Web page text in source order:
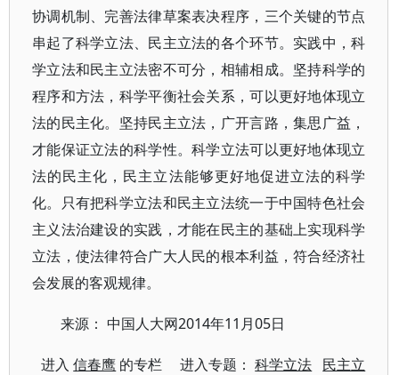
协调机制、完善法律草案表决程序，三个关键的节点
串起了科学立法、民主立法的各个环节。实践中，科
学立法和民主立法密不可分，相辅相成。坚持科学的
程序和方法，科学平衡社会关系，可以更好地体现立
法的民主化。坚持民主立法，广开言路，集思广益，
才能保证立法的科学性。科学立法可以更好地体现立
法的民主化，民主立法能够更好地促进立法的科学
化。只有把科学立法和民主立法统一于中国特色社会
主义法治建设的实践，才能在民主的基础上实现科学
立法，使法律符合广大人民的根本利益，符合经济社
会发展的客观规律。
来源： 中国人大网2014年11月05日
进入信春鹰 的专栏 进入专题：科学立法 民主立